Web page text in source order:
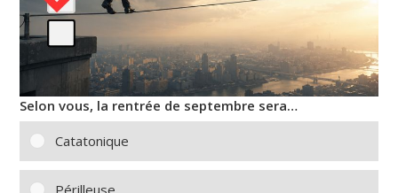
Selon vous, la rentrée de septembre sera…
Catatonique
Périlleuse